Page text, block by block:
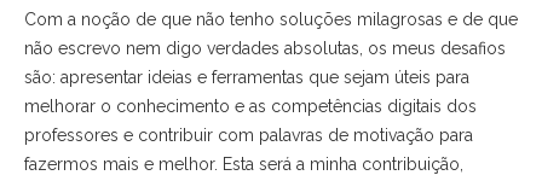
Com a noção de que não tenho soluções milagrosas e de que
não escrevo nem digo verdades absolutas, os meus desafios
são: apresentar ideias e ferramentas que sejam úteis para
melhorar o conhecimento e as competências digitais dos
professores e contribuir com palavras de motivação para
fazermos mais e melhor. Esta será a minha contribuição,